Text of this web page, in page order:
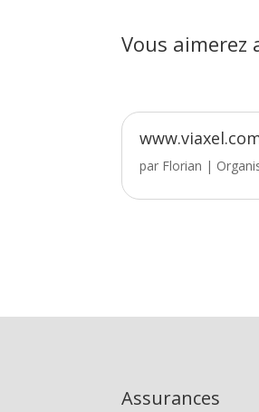
Vous aimerez
par Florian |
Assurances